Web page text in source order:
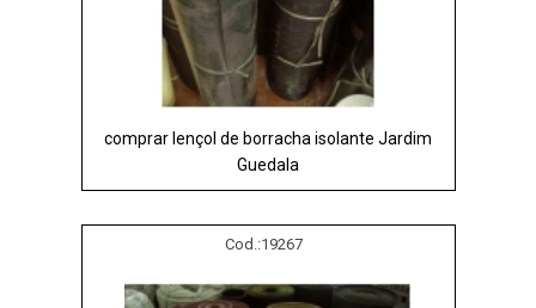
comprar lençol de borracha isolante Jardim
Guedala
Cod.:19267